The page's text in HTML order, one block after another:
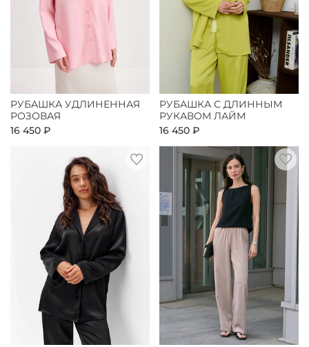
РУБАШКА УДЛИНЕННАЯ
РОЗОВАЯ
16 450 ₽
РУБАШКА С ДЛИННЫМ
РУКАВОМ ЛАЙМ
16 450 ₽